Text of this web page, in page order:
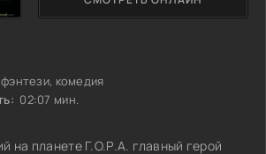
комедия
02:07 мин.
на планете Г.О.Р.А. главный герой